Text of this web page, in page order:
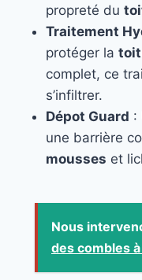
propreté du
Traitement
protéger la
complet, ce
s’infiltrer.
Dépot Guard :
une barrière
mousses et
Nous
des combles